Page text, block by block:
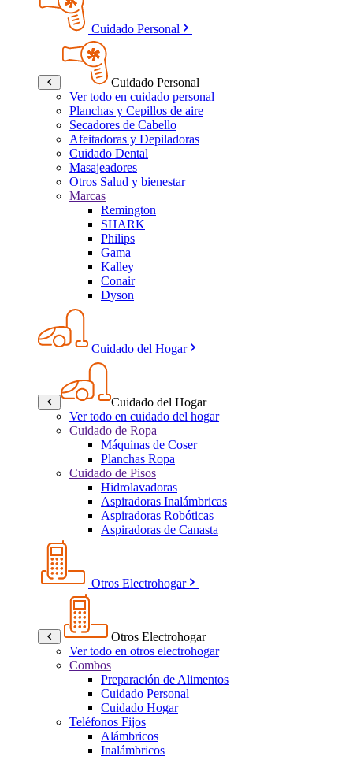
Cuidado Personal
Cuidado Personal
Ver todo en cuidado personal
Planchas y Cepillos de aire
Secadores de Cabello
Afeitadoras y Depiladoras
Cuidado Dental
Masajeadores
Otros Salud y bienestar
Marcas
Remington
SHARK
Philips
Gama
Kalley
Conair
Dyson
Cuidado del Hogar
Cuidado del Hogar
Ver todo en cuidado del hogar
Cuidado de Ropa
Máquinas de Coser
Planchas Ropa
Cuidado de Pisos
Hidrolavadoras
Aspiradoras Inalámbricas
Aspiradoras Robóticas
Aspiradoras de Canasta
Otros Electrohogar
Otros Electrohogar
Ver todo en otros electrohogar
Combos
Preparación de Alimentos
Cuidado Personal
Cuidado Hogar
Teléfonos Fijos
Alámbricos
Inalámbricos